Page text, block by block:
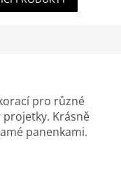
pro různé
Krásně
panenkami.